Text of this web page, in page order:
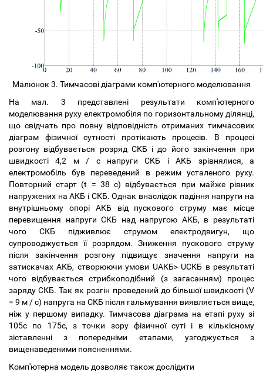
Малюнок 3. Тимчасові діаграми комп'ютерного моделювання
На мал. 3 представлені результати комп'ютерного
моделювання руху електромобіля по горизонтальному ділянці,
що свідчать про повну відповідність отриманих тимчасових
діаграм фізичної сутності протікають процесів. В процесі
розгону відбувається розряд СКБ і до його закінчення при
швидкості 4,2 м / с напруги СКБ і АКБ зрівнялися, а
електромобіль був переведений в режим усталеного руху.
Повторний старт (t = 38 с) відбувається при майже рівних
напружених на АКБ і СКБ. Однак внаслідок падіння напруги на
внутрішньому опорі АКБ від пускового струму має місце
перевищення напруги СКБ над напругою АКБ, в результаті
чого СКБ підживлює струмом електродвигун, що
супроводжується її розрядом. Зниження пускового струму
після закінчення розгону підвищує значення напруги на
затискачах АКБ, створюючи умови UАКБ> UСКБ в результаті
чого відбувається стрибкоподібний (з загасанням) процес
заряду СКБ. Так як розгін проведений до більшої швидкості (V
= 9 м / с) напруга на СКБ після гальмування виявляється вище,
ніж у першому випадку. Тимчасова діаграма на етапі руху зі
105с по 175с, з точки зору фізичної суті і в кількісному
зіставленні з попередніми етапами, узгоджується з
вищенаведеними поясненнями.
Комп'ютерна модель дозволяє також дослідити